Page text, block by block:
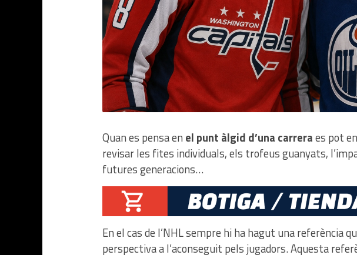
Quan es pensa en el punt àlgid d’una carreraes pot
revisar les fites individuals, els trofeus guanyats,
futures generacions…
En el cas de l’NHL sempre hi ha hagut una referència
perspectiva a l’aconseguit pels jugadors. Aquesta